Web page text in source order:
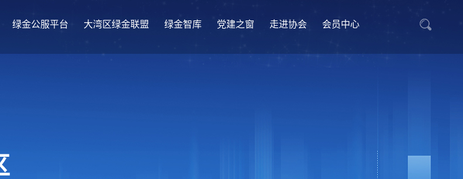
绿金公服平台 大湾区绿金联盟 绿金智库 党建之窗 走进协会 会员中心